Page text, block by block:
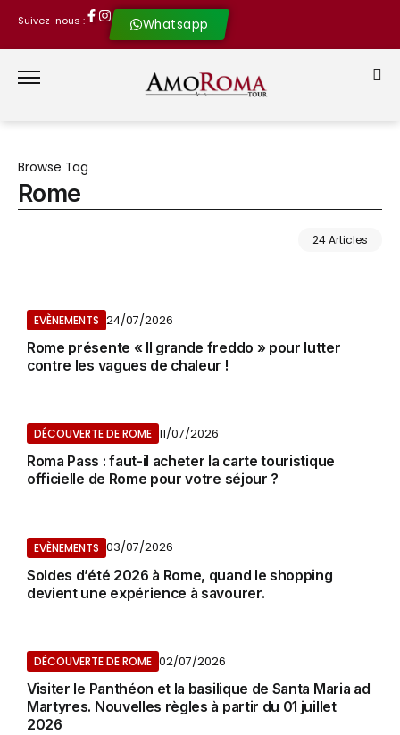
Suivez-nous : Whatsapp
Browse Tag
Rome
24 Articles
EVÈNEMENTS 24/07/2026
Rome présente « Il grande freddo » pour lutter
contre les vagues de chaleur !
DÉCOUVERTE DE ROME 11/07/2026
Roma Pass : faut-il acheter la carte touristique
officielle de Rome pour votre séjour ?
EVÈNEMENTS 03/07/2026
Soldes d’été 2026 à Rome, quand le shopping
devient une expérience à savourer.
DÉCOUVERTE DE ROME 02/07/2026
Visiter le Panthéon et la basilique de Santa Maria ad
Martyres. Nouvelles règles à partir du 01 juillet
2026